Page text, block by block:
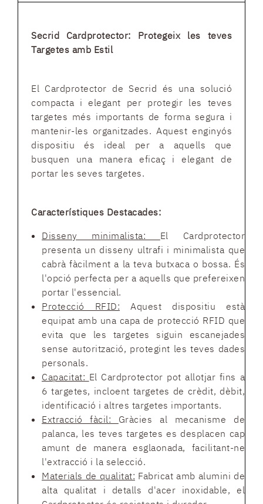
Secrid Cardprotector: Protegeix les teves
Targetes amb Estil
El Cardprotector de Secrid és una solució
compacta i elegant per protegir les teves
targetes més importants de forma segura i
mantenir-les organitzades. Aquest enginyós
dispositiu és ideal per a aquells que
busquen una manera eficaç i elegant de
portar les seves targetes.
Característiques Destacades:
Disseny minimalista: El Cardprotector
presenta un disseny ultrafi i minimalista que
cabrà fàcilment a la teva butxaca o bossa. És
l'opció perfecta per a aquells que prefereixen
portar l'essencial.
Protecció RFID: Aquest dispositiu està
equipat amb una capa de protecció RFID que
evita que les targetes siguin escanejades
sense autorització, protegint les teves dades
personals.
Capacitat: El Cardprotector pot allotjar fins a
6 targetes, incloent targetes de crèdit, dèbit,
identificació i altres targetes importants.
Extracció fàcil: Gràcies al mecanisme de
palanca, les teves targetes es desplacen cap
amunt de manera esglaonada, facilitant-ne
l'extracció i la selecció.
Materials de qualitat: Fabricat amb alumini de
alta qualitat i detalls d'acer inoxidable, el